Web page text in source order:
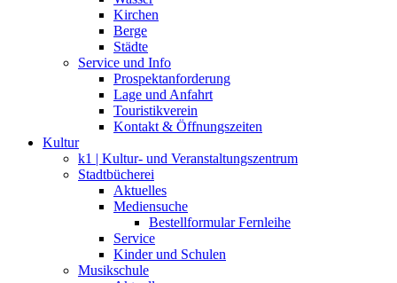
Kirchen
Berge
Städte
Service und Info
Prospektanforderung
Lage und Anfahrt
Touristikverein
Kontakt & Öffnungszeiten
Kultur
k1 | Kultur- und Veranstaltungszentrum
Stadtbücherei
Aktuelles
Mediensuche
Bestellformular Fernleihe
Service
Kinder und Schulen
Musikschule